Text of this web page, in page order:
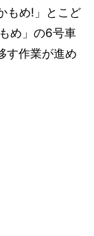
もめ!」とこど
め」の6号車
す作業が進め